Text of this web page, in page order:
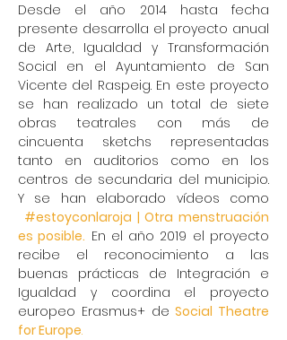
Desde el año 2014 hasta fecha
presente desarrolla el proyecto anual
de Arte, Igualdad y Transformación
Social en el Ayuntamiento de San
Vicente del Raspeig. En este proyecto
se han realizado un total de siete
obras teatrales con más de
cincuenta sketchs representadas
tanto en auditorios como en los
centros de secundaria del municipio.
Y se han elaborado vídeos como
#estoyconlaroja | Otra menstruación
es posible. En el año 2019 el proyecto
recibe el reconocimiento a las
buenas prácticas de Integración e
Igualdad y coordina el proyecto
europeo Erasmus+ deSocial Theatre
for Europe.